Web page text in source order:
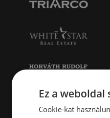
Ez a
Cookie-kat